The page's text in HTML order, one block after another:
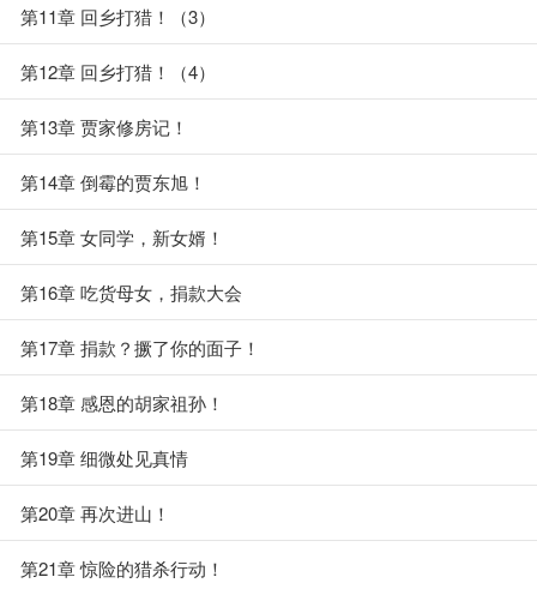
第11章 回乡打猎！（3）
第12章 回乡打猎！（4）
第13章 贾家修房记！
第14章 倒霉的贾东旭！
第15章 女同学，新女婿！
第16章 吃货母女，捐款大会
第17章 捐款？撅了你的面子！
第18章 感恩的胡家祖孙！
第19章 细微处见真情
第20章 再次进山！
第21章 惊险的猎杀行动！